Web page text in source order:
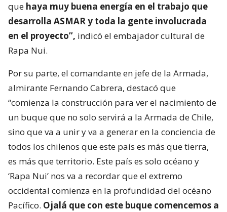
que haya muy buena energía en el trabajo que
desarrolla ASMAR y toda la gente involucrada
en el proyecto”, indicó el embajador cultural de
Rapa Nui.
Por su parte, el comandante en jefe de la Armada,
almirante Fernando Cabrera, destacó que
“comienza la construcción para ver el nacimiento de
un buque que no solo servirá a la Armada de Chile,
sino que va a unir y va a generar en la conciencia de
todos los chilenos que este país es más que tierra,
es más que territorio. Este país es solo océano y
‘Rapa Nui’ nos va a recordar que el extremo
occidental comienza en la profundidad del océano
Pacífico. Ojalá que con este buque comencemos a